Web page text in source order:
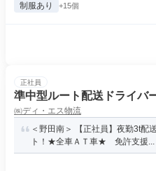
制服あり +15個
正社員
準中型ルート配送ドライバ
㈱ディ・エス物流
＜野田南＞ 【正社員】夜勤3t
ト！★全車ＡＴ車★ 免許支援...